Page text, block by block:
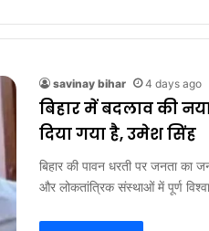
savinay bihar 4 days ago
बिहार में बदलाव की
दिया गया है, उमेश सिंह
बिहार की पावन धरती पर जनता का
और लोकतांत्रिक संस्थाओं में पूर्ण